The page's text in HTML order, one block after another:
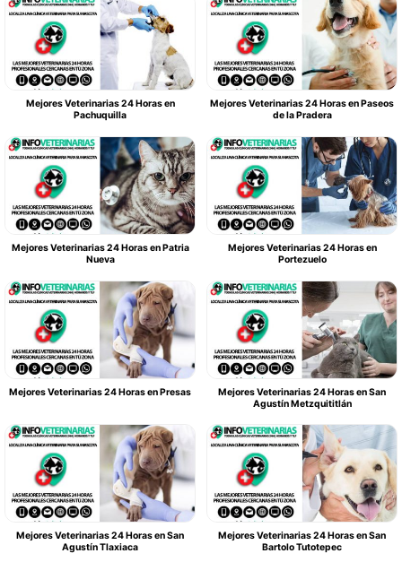
Mejores Veterinarias 24 Horas en
Pachuquilla
Mejores Veterinarias 24 Horas en Paseos
de la Pradera
Mejores Veterinarias 24 Horas en Patria
Nueva
Mejores Veterinarias 24 Horas en
Portezuelo
Mejores Veterinarias 24 Horas en Presas
Mejores Veterinarias 24 Horas en San
Agustín Metzquititlán
Mejores Veterinarias 24 Horas en San
Agustín Tlaxiaca
Mejores Veterinarias 24 Horas en San
Bartolo Tutotepec